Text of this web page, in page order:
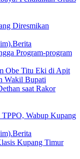
Diresmikan
Berita
Program-program
Wabup Kupang
Berita
Kupang Timur